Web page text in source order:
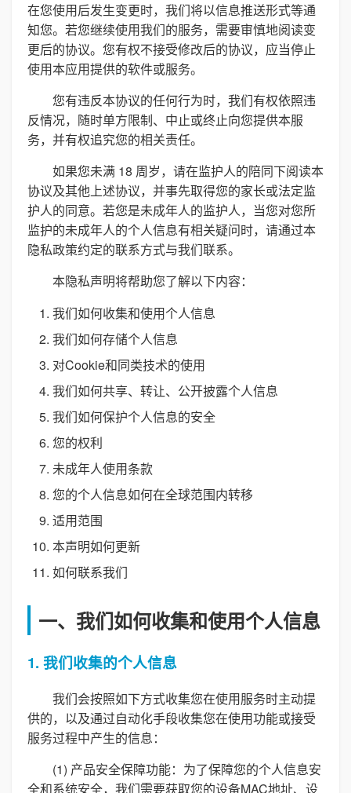
在您使用后发生变更时，我们将以信息推送形式等通
知您。若您继续使用我们的服务，需要审慎地阅读变
更后的协议。您有权不接受修改后的协议，应当停止
使用本应用提供的软件或服务。
您有违反本协议的任何行为时，我们有权依照违
反情况，随时单方限制、中止或终止向您提供本服
务，并有权追究您的相关责任。
如果您未满 18 周岁，请在监护人的陪同下阅读本
协议及其他上述协议，并事先取得您的家长或法定监
护人的同意。若您是未成年人的监护人，当您对您所
监护的未成年人的个人信息有相关疑问时，请通过本
隐私政策约定的联系方式与我们联系。
本隐私声明将帮助您了解以下内容：
我们如何收集和使用个人信息
我们如何存储个人信息
对Cookie和同类技术的使用
我们如何共享、转让、公开披露个人信息
我们如何保护个人信息的安全
您的权利
未成年人使用条款
您的个人信息如何在全球范围内转移
适用范围
本声明如何更新
如何联系我们
一、我们如何收集和使用个人信息
1. 我们收集的个人信息
我们会按照如下方式收集您在使用服务时主动提
供的，以及通过自动化手段收集您在使用功能或接受
服务过程中产生的信息：
(1) 产品安全保障功能：为了保障您的个人信息安
全和系统安全，我们需要获取您的设备MAC地址、设